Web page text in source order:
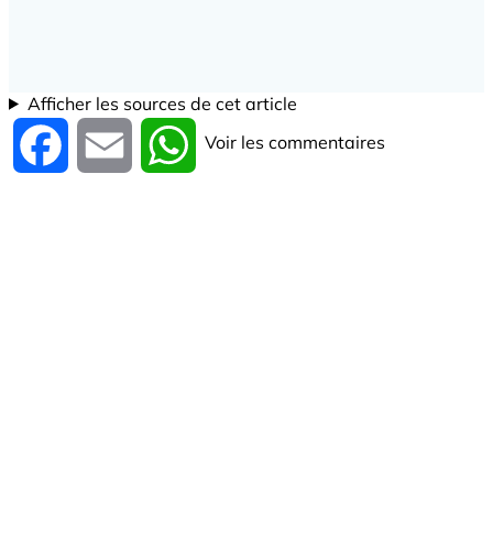
Afficher les sources de cet article
Facebook Email WhatsApp
Voir les commentaires